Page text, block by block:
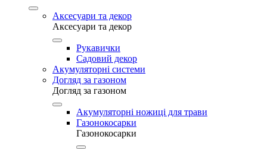
Аксесуари та декор
Аксесуари та декор
Рукавички
Садовий декор
Акумуляторні системи
Догляд за газоном
Догляд за газоном
Акумуляторні ножиці для трави
Газонокосарки
Газонокосарки